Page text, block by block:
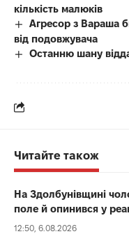
кількість малюків
Агресор з Вараша
від подовжувача
Останню шану
Читайте також
На Здолбунівщині
поле й опинився у
12:50, 6.08.2026